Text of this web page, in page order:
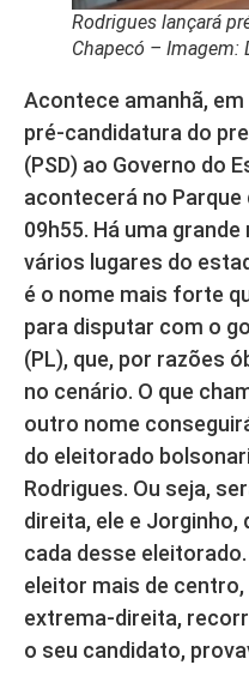
Rodrigues lançará
Chapecó – Imagem:
Acontece amanhã,
pré-candidatura do
(PSD) ao Governo do
acontecerá no Parque
09h55. Há uma
vários lugares do
é o nome mais forte
para disputar com o
(PL), que, por razões
no cenário. O que
outro nome
do eleitorado
Rodrigues. Ou seja,
direita, ele e
cada desse
eleitor mais de centro,
extrema-direita,
o seu candidato,